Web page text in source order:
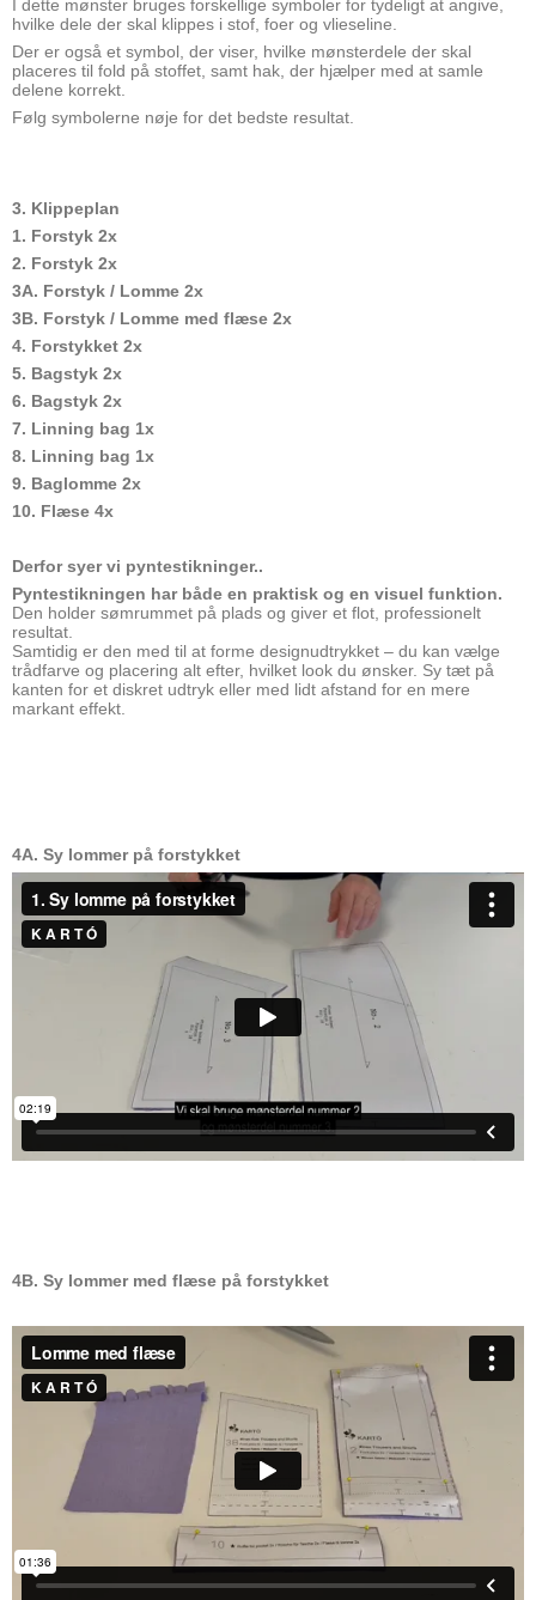
I dette mønster bruges forskellige symboler for tydeligt at angive,
hvilke dele der skal klippes i stof, foer og vlieseline.
Der er også et symbol, der viser, hvilke mønsterdele der skal
placeres til fold på stoffet, samt hak, der hjælper med at samle
delene korrekt.
Følg symbolerne nøje for det bedste resultat.
3. Klippeplan
1. Forstyk 2x
2. Forstyk 2x
3A. Forstyk / Lomme 2x
3B. Forstyk / Lomme med flæse 2x
4. Forstykket 2x
5. Bagstyk 2x
6. Bagstyk 2x
7. Linning bag 1x
8. Linning bag 1x
9. Baglomme 2x
10. Flæse 4x
Derfor syer vi pyntestikninger..
Pyntestikningen har både en praktisk og en visuel funktion.
Den holder sømrummet på plads og giver et flot, professionelt
resultat.
Samtidig er den med til at forme designudtrykket – du kan vælge
trådfarve og placering alt efter, hvilket look du ønsker. Sy tæt på
kanten for et diskret udtryk eller med lidt afstand for en mere
markant effekt.
4A. Sy lommer på forstykket
4B. Sy lommer med flæse på forstykket